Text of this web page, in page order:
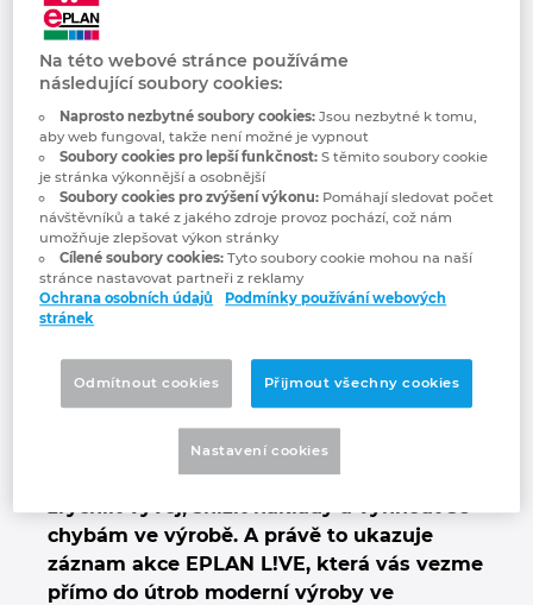
Podívejte se na
záznam EPLAN L!VE
2025 – kam směřuje
moderní
elektroprojektování
EPLAN L!VE 2025 nabízí inspiraci,
konkrétní řešení a ukázky toho, jak
moderní elektroprojektování a
výrobní procesy mohou vypadat
Firmy po celém světě hledají cesty, jak
zrychlit vývoj, snížit náklady a vyhnout se
chybám ve výrobě. A právě to ukazuje
záznam akce EPLAN L!VE, která vás vezme
přímo do útrob moderní výroby ve
Technologie budov
Konfigurace
Integrace pro ERP, PDM a PLM
EPLAN Education pro školy
EPLAN Education pro studenty
EPLAN aplikace pro spolupráci
Blog EPLAN CZ&SK
Kontakty
Trust Center
Bulharsko
Česká republika
Čína
Dánsko
Filipíny
Finsko
Francie
Chorvatsko
Na této webové stránce používáme
následující soubory cookies:
Naprosto nezbytné soubory cookies:Jsou nezbytné k tomu,
aby web fungoval, takže není možné je vypnout
Soubory cookies pro lepší funkčnost:S těmito soubory cookie
je stránka výkonnější a osobnější
Soubory cookies pro zvýšení výkonu:Pomáhají sledovat počet
návštěvníků a také z jakého zdroje provoz pochází, což nám
umožňuje zlepšovat výkon stránky
Cílené soubory cookies:Tyto soubory cookie mohou na naší
stránce nastavovat partneři z reklamy
Ochrana osobních údajů
Podmínky používání webových
stránek
Odmítnout cookies Přijmout všechny cookies
Nastavení cookies